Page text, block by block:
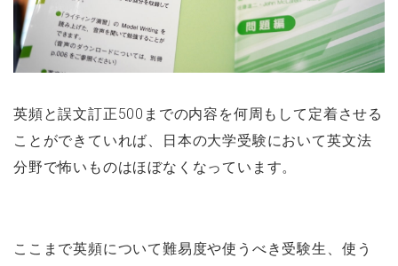
英頻と誤文訂正500までの内容を何周もして定着させる
ことができていれば、日本の大学受験において英文法
分野で怖いものはほぼなくなっています。
ここまで英頻について難易度や使うべき受験生、使う